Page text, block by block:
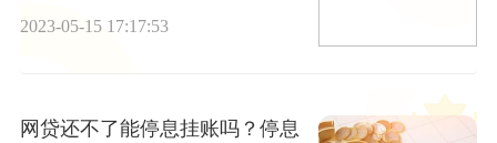
2023-05-15 17:17:53
网贷还不了能停息挂账吗？停息